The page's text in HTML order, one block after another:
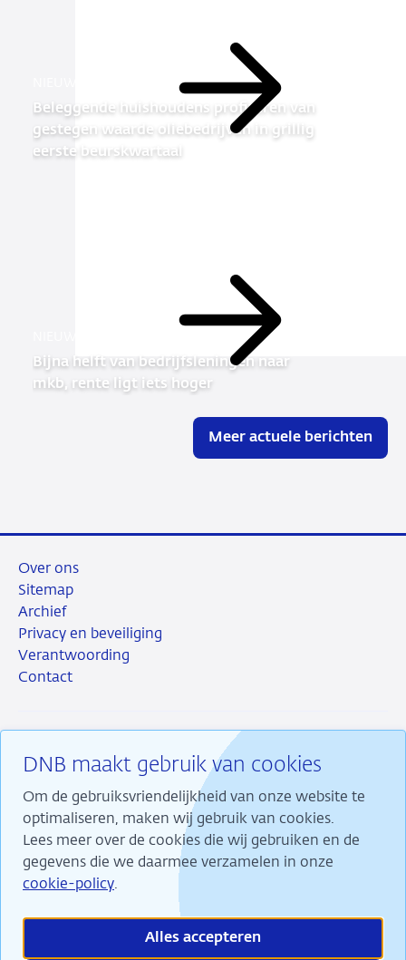
Beleggende huishoudens profiteren van
gestegen waarde oliebedrijven in grillig
eerste beurskwartaal
Bijna helft van bedrijfsleningen naar
mkb, rente ligt iets hoger
Meer actuele berichten
DNB maakt gebruik van cookies
Om de gebruiksvriendelijkheid van onze website te
optimaliseren, maken wij gebruik van cookies.
Lees meer over de cookies die wij gebruiken en de
gegevens die we daarmee verzamelen in onze
cookie-policy.
Alles accepteren
Over ons
Sitemap
Archief
Privacy en beveiliging
Verantwoording
Contact
RSS InstagramLinkedin
X
Wij maken ons sterk voor financiële stabiliteit en
dragen daarmee bij aan duurzame welvaart in